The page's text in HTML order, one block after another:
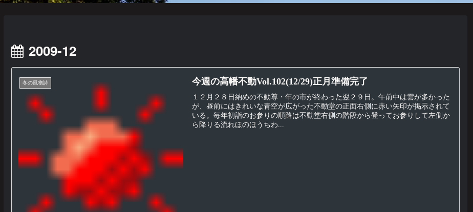
2009-12
冬の風物詩 今週の高幡不動Vol.102(12/29)正月準備完了
１２月２８日納めの不動尊・年の市が終わった翌２９日。午前中は雲が多かった
が、昼前にはきれいな青空が広がった不動堂の正面右側に赤い矢印が掲示されて
いる。毎年初詣のお参りの順路は不動堂右側の階段から登ってお参りして左側か
ら降りる流れほのほうちわ...